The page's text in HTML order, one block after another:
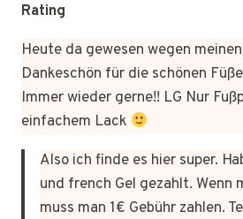
Rating
Heute da gewesen wegen
Dankeschön für die schönen
Immer wieder gerne!! LG Nur
einfachem Lack
Also ich finde es hier super.
und french Gel gezahlt. Wenn
muss man 1€ Gebühr zahlen.